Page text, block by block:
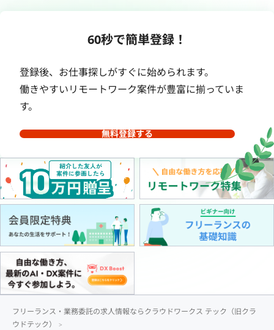
60秒で簡単登録！
登録後、お仕事探しがすぐに始められます。
働きやすいリモートワーク案件が豊富に揃っていま
す。
無料登録する
フリーランス・業務委託の求人情報ならクラウドワークス テック（旧クラ
ウドテック）